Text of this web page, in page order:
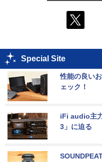
Special Site
性能の良い
ェック！
iFi audio主
3」に迫る